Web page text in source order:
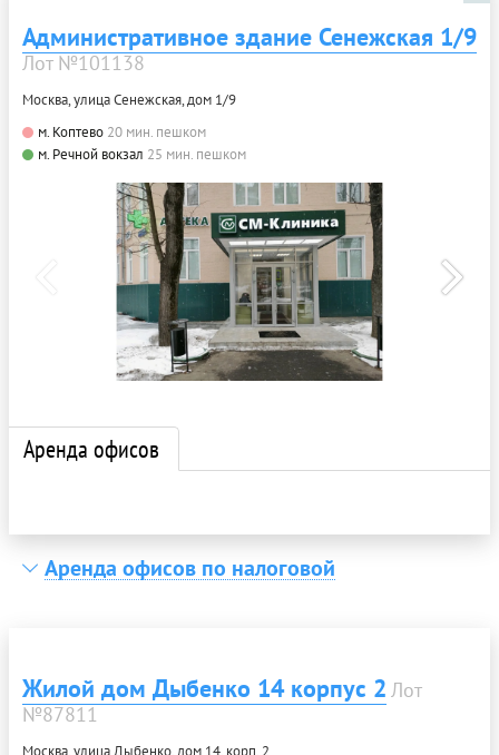
Административное здание Сенежская 1/9
Лот №101138
Москва, улица Сенежская, дом 1/9
м. Коптево 20 мин. пешком
м. Речной вокзал 25 мин. пешком
Аренда офисов
Аренда офисов по налоговой
Жилой дом Дыбенко 14 корпус 2 Лот
№87811